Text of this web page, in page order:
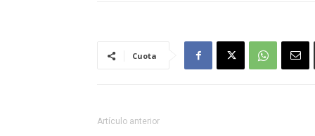
Cuota
Artículo anterior